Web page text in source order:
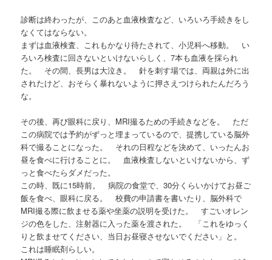
診断は終わったが、このあと血液検査など、いろいろ手続きをし
なくてはならない。
まずは血液検査、これもかなり待たされて、小児科へ移動。 い
ろいろ検査に回さないといけないらしく、7本も血液を採られ
た。 その間、長男は大泣き。 針を刺す場では、両親は外に出
されたけど、おそらく暴れないように押さえつけられたんだろう
な。
その後、再び眼科に戻り、MRI撮るための手続きなどを。 ただ
この病院では予約がずっと埋まっているので、提携している脳外
科で撮ることになった。 それの日程などを決めて、いったんお
昼を食べに行けることに。 血液検査しないといけないから、ず
っと食べたらダメだった。
この時、既に15時前。 病院の食堂で、30分くらいかけてお昼ご
飯を食べ、眼科に戻る。 校費の申請書を書いたり、脳外科で
MRI撮る際に飲ませる薬や坐薬の説明を受けた。 すごいオレン
ジの色をした、注射器に入った薬を渡された。 「これをゆっく
りと飲ませてください、当日お昼寝させないでください」と。
これは睡眠剤らしい。